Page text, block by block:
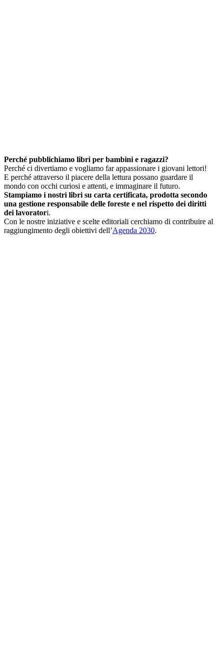
Perché pubblichiamo libri per bambini e ragazzi?
Perché ci divertiamo e vogliamo far appassionare i giovani lettori!
E perché attraverso il piacere della lettura possano guardare il
mondo con occhi curiosi e attenti, e immaginare il futuro.
Stampiamo i nostri libri su carta certificata, prodotta secondo
una gestione responsabile delle foreste e nel rispetto dei diritti
dei lavoratori.
Con le nostre iniziative e scelte editoriali cerchiamo di contribuire al
raggiungimento degli obiettivi dell’Agenda 2030.